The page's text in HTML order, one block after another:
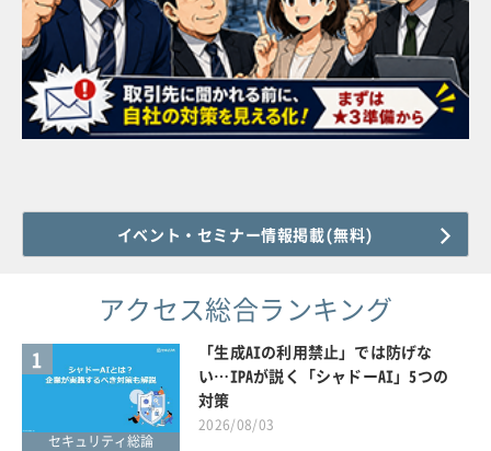
イベント・セミナー情報掲載(無料)
アクセス総合ランキング
1
セキュリティ総論
「生成AIの利用禁止」では防げな
い…IPAが説く「シャドーAI」5つの
対策
2026/08/03